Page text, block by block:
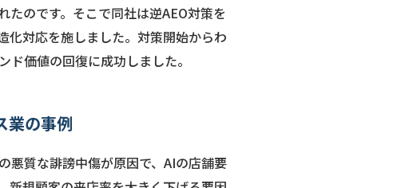
のです。そこで同社は逆AEO対策を
化対応を施しました。対策開始からわ
価値の回復に成功しました。
業の事例
悪質な誹謗中傷が原因で、AIの店舗要